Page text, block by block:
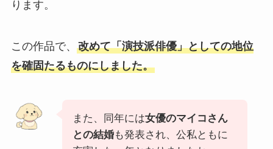
ります。
この作品で、 改めて「演技派俳優」としての地位
を確固たるものにしました。
また、同年には女優のマイコさん
との結婚も発表され、公私ともに